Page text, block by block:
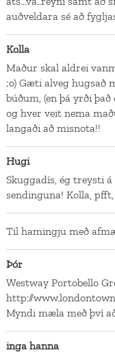
auðveldara sé að
Kolla
Maður skal aldrei
;o) Gæti alveg hugsað
búðum, (en þá yrði
og hver veit nema
langaði að misnota!!
Hugi
Skuggadís, ég treysti
sendinguna! Kolla,
Til hamingju með
Þór
Westway Portobello
http://
Myndi mæla með því
inga hanna